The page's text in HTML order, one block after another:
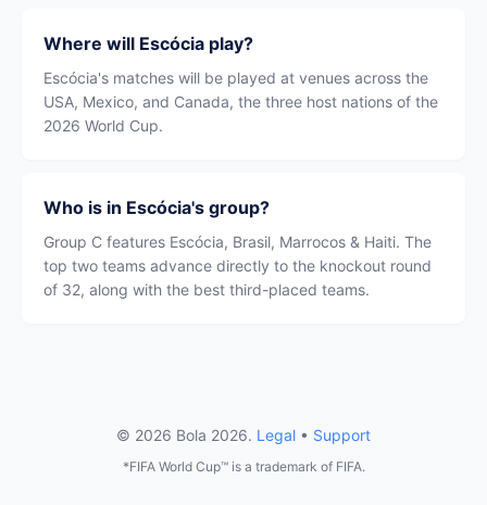
Where will Escócia play?
Escócia's matches will be played at venues across the
USA, Mexico, and Canada, the three host nations of the
2026 World Cup.
Who is in Escócia's group?
Group C features Escócia, Brasil, Marrocos & Haiti. The
top two teams advance directly to the knockout round
of 32, along with the best third-placed teams.
© 2026 Bola 2026. Legal • Support
*FIFA World Cup™ is a trademark of FIFA.